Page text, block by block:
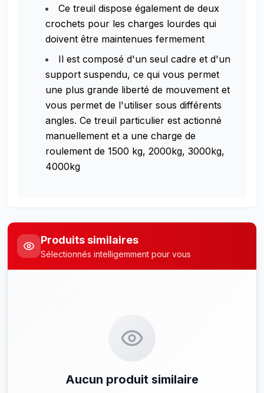
Ce treuil dispose également de deux
crochets pour les charges lourdes qui
doivent être maintenues fermement
Il est composé d'un seul cadre et d'un
support suspendu, ce qui vous permet
une plus grande liberté de mouvement et
vous permet de l'utiliser sous différents
angles. Ce treuil particulier est actionné
manuellement et a une charge de
roulement de 1500 kg, 2000kg, 3000kg,
4000kg
Produits similaires
Sélectionnés intelligemment pour vous
Aucun produit similaire